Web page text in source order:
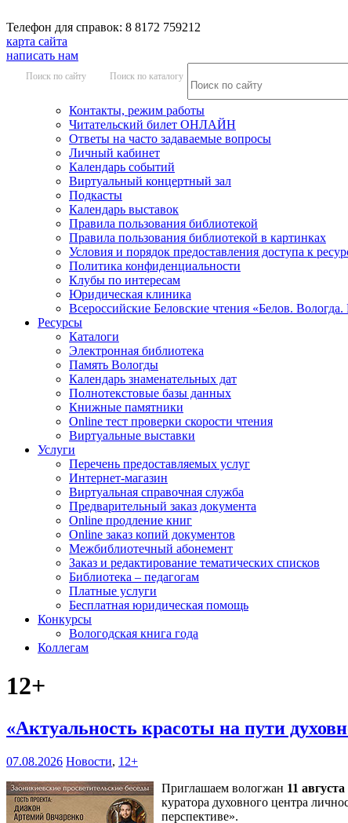
Телефон для справок: 8 8172 759212
карта сайта
написать нам
Поиск по сайту Поиск по каталогу
Контакты, режим работы
Читательский билет ОНЛАЙН
Ответы на часто задаваемые вопросы
Личный кабинет
Календарь событий
Виртуальный концертный зал
Подкасты
Календарь выставок
Правила пользования библиотекой
Правила пользования библиотекой в картинках
Условия и порядок предоставления доступа к
Политика конфиденциальности
Клубы по интересам
Юридическая клиника
Всероссийские Беловские чтения «Белов. Вологда.
Ресурсы
Каталоги
Электронная библиотека
Память Вологды
Календарь знаменательных дат
Полнотекстовые базы данных
Книжные памятники
Online тест проверки скорости чтения
Виртуальные выставки
Услуги
Перечень предоставляемых услуг
Интернет-магазин
Виртуальная справочная служба
Предварительный заказ документа
Online продление книг
Online заказ копий документов
Межбиблиотечный абонемент
Заказ и редактирование тематических списков
Библиотека – педагогам
Платные услуги
Бесплатная юридическая помощь
Конкурсы
Вологодская книга года
Коллегам
12+
«Актуальность красоты на пути
07.08.2026 Новости, 12+
Приглашаем вологжан 11 августа
куратора духовного центра
перспективе».